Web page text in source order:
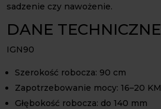
sadzenie czy nawożenie.
DANE TECHNICZNE
IGN90
Szerokość robocza: 90 cm
Zapotrzebowanie mocy: 16–20 KM
Głębokość robocza: do 140 mm